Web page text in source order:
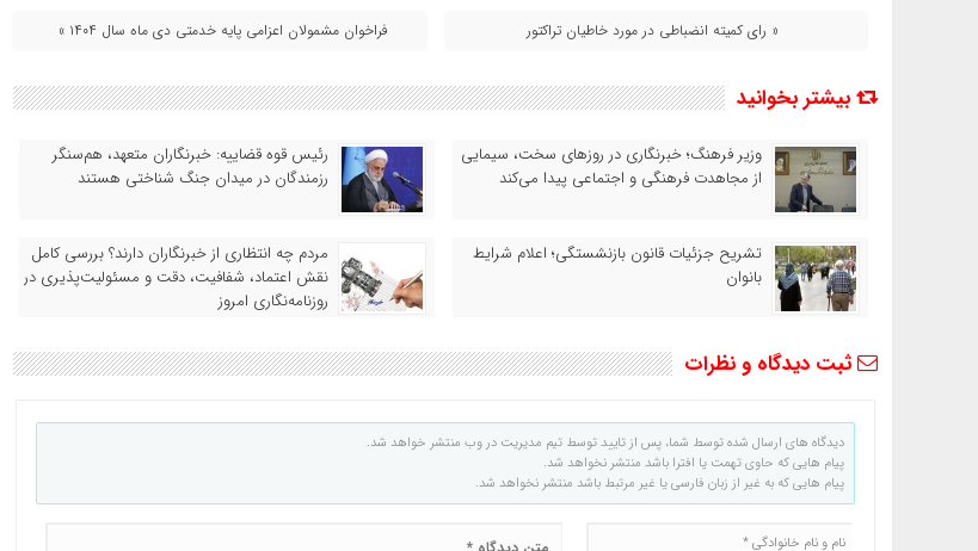
« رای کمیته انضباطی در مورد خاطیان تراکتور فراخوان مشمولان اعزامی پایه خدمتی دی ماه سال ۱۴۰۴ »
بیشتر بخوانید
وزیر فرهنگ؛ خبرنگاری در روزهای سخت، سیمایی
از مجاهدت فرهنگی و اجتماعی پیدا می‌کند
رئیس قوه قضاییه: خبرنگاران متعهد، هم‌سنگر
رزمندگان در میدان جنگ شناختی هستند
تشریح جزئیات قانون بازنشستگی؛ اعلام شرایط
بانوان
مردم چه انتظاری از خبرنگاران دارند؟ بررسی کامل
نقش اعتماد، شفافیت، دقت و مسئولیت‌پذیری در
روزنامه‌نگاری امروز
ثبت دیدگاه و نظرات
دیدگاه های ارسال شده توسط شما، پس از تایید توسط تیم مدیریت در وب منتشر خواهد شد.
پیام هایی که حاوی تهمت یا افترا باشد منتشر نخواهد شد.
پیام هایی که به غیر از زبان فارسی یا غیر مرتبط باشد منتشر نخواهد شد.